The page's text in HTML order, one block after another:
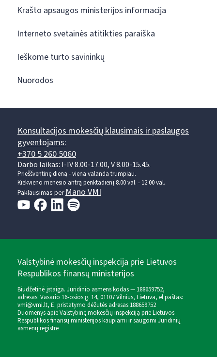
Krašto apsaugos ministerijos informacija
Interneto svetainės atitikties paraiška
Ieškome turto savininkų
Nuorodos
Konsultacijos mokesčių klausimais ir paslaugos
gyventojams:
+370 5 260 5060
Darbo laikas: I-IV 8.00-17.00, V 8.00-15.45.
Prieššventinę dieną - viena valanda trumpiau.
Kiekvieno mėnesio antrą penktadienį 8.00 val. - 12.00 val.
Paklausimas perMano VMI
Valstybinė mokesčių inspekcija prie Lietuvos
Respublikos finansų ministerijos
Biudžetinė įstaiga. Juridinio asmens kodas — 188659752,
adresas: Vasario 16-osios g. 14, 01107 Vilnius, Lietuva, el.paštas:
vmi@vmi.lt, E. pristatymo dėžutės adresas 188659752
Duomenys apie Valstybinę mokesčių inspekciją prie Lietuvos
Respublikos finansų ministerijos kaupiami ir saugomi Juridinių
asmenų registre